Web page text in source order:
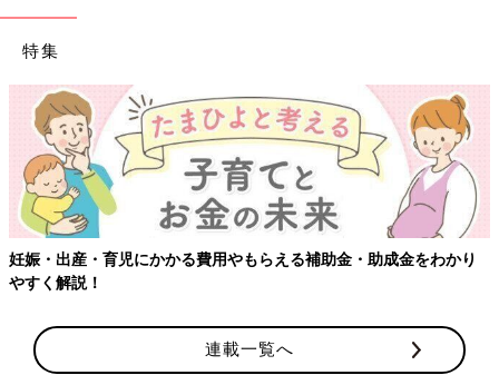
特集
妊娠・出産・育児にかかる費用やもらえる補助金・助成金をわかり
やすく解説！
連載一覧へ